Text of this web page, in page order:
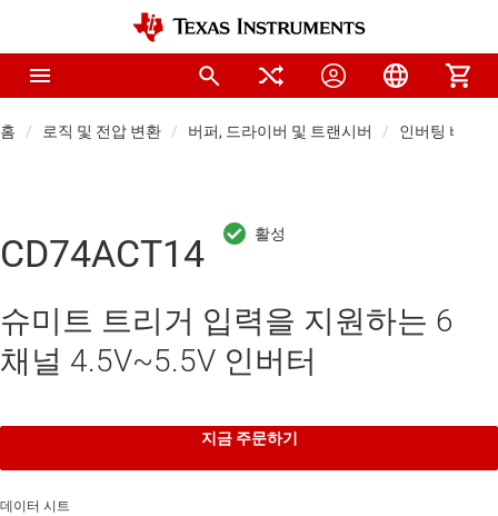
홈 로직 및 전압 변환 버퍼, 드라이버 및 트랜시버 인버팅 버퍼
CD74ACT14
슈미트 트리거 입력을 지원하는 6
채널 4.5V~5.5V 인버터
지금 주문하기
데이터 시트